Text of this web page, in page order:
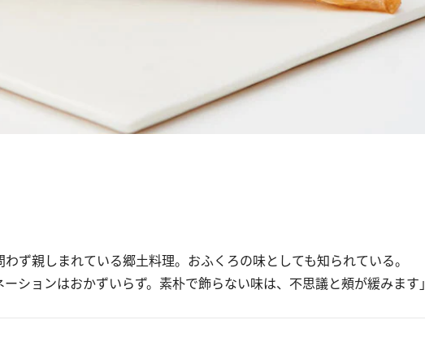
ず親しまれている郷土料理。おふくろの味としても知られている。
ションはおかずいらず。素朴で飾らない味は、不思議と頰が緩みます」